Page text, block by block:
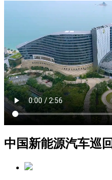
中国新能源汽车巡